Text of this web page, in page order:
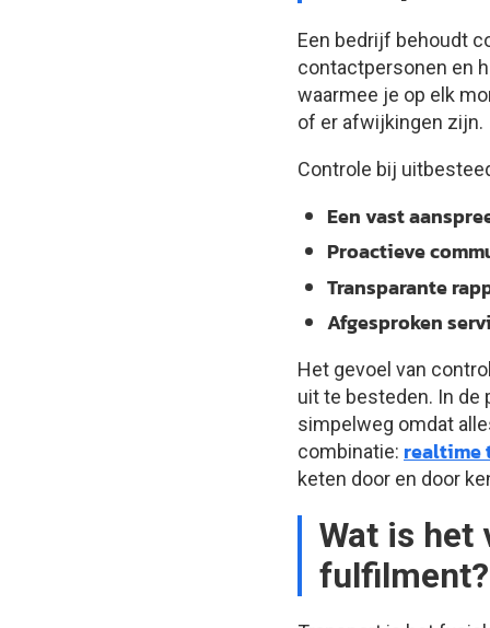
Een bedrijf behoudt
contactpersonen en
waarmee je op elk
of er afwijkingen zijn.
Controle bij
Een vast
Proactieve
Transparante
Afgesproken
Het gevoel van
uit te besteden. In de
simpelweg omdat
combinatie: realtime
keten door en door
Wat is het
fulfilment?